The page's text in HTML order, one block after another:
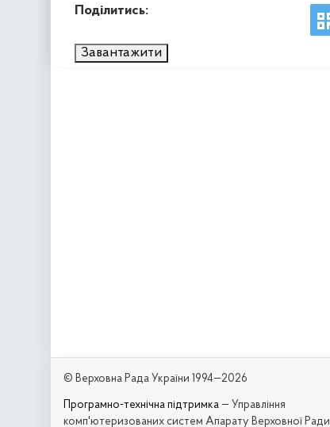
Поділитись:
Завантажити
© Верховна Рада України 1994—2026
Програмно-технічна підтримка — Управління
комп'ютеризованих систем Апарату Верховної Ради